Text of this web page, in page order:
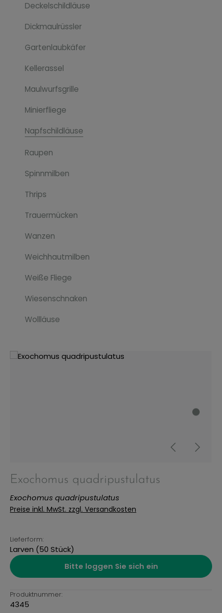
Deckelschildläuse
Dickmaulrüssler
Gartenlaubkäfer
Kellerassel
Maulwurfsgrille
Minierfliege
Napfschildläuse
Raupen
Spinnmilben
Thrips
Trauermücken
Wanzen
Weichhautmilben
Weiße Fliege
Wiesenschnaken
Wollläuse
Bildergalerie überspringen
Exochomus quadripustulatus
Exochomus quadripustulatus
Preise inkl. MwSt. zzgl. Versandkosten
Lieferform:
Larven (50 Stück)
Bitte loggen Sie sich ein
Produktnummer:
4345